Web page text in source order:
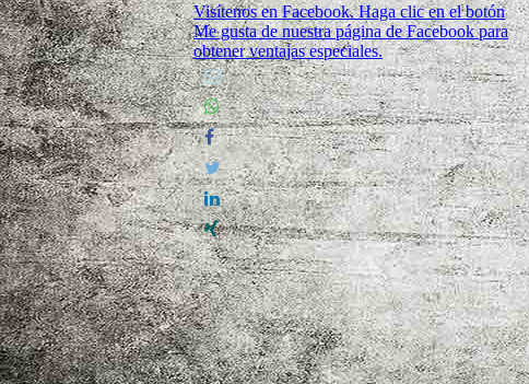
Visítenos en Facebook. Haga clic en el botón
Me gusta de nuestra página de Facebook para
obtener ventajas especiales.